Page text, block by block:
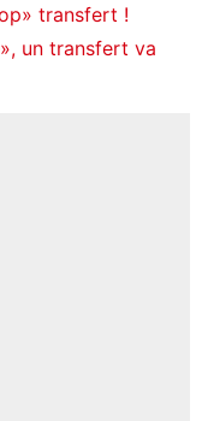
transfert !
un transfert va